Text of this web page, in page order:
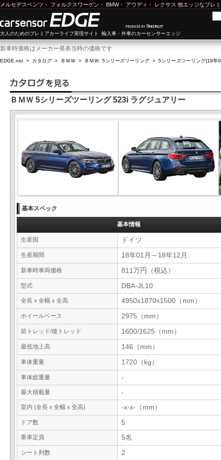
メルセデスベンツ ・ フォルクスワーゲン ・ BMW・ アウディ ・ レクサス 他エッジなプレ
大人のためのプレミアカーライフ実現サイト 輸入車・外車のカーセンサーエッジ
新車時価格はメーカー発表当時の価格です
EDGE.net > カタログ > ＢＭＷ > ＢＭＷ 5シリーズツーリング > 5シリーズツーリング(18年
ＢＭＷ 5シリーズツーリング 523i ラグジュアリー
基本スペック
基本情報
生産国 ドイツ
生産期間 18年01月～18年12月
新車時車両価格 811万円（税込）
型式 DBA-JL10
全長ｘ全幅ｘ全高 4950x1870x1500（mm）
ホイールベース 2975（mm）
前トレッド/後トレッド 1600/1625（mm）
最低地上高 146（mm）
車体重量 1720（kg）
車体総重量 -
最大積載量 -
室内 (全長ｘ全幅ｘ全高) -x-x-（mm）
ドア数 5
乗車定員 5名
シート列数 2